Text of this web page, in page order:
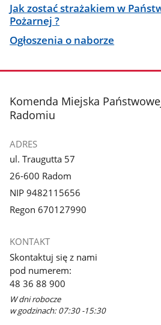
Jak zostać strażakiem w
Pożarnej ?
Ogłoszenia o naborze
stopka
Komenda Miejska
Radomiu
ADRES
ul. Traugutta 57
26-600 Radom
NIP 9482115656
Regon 670127990
KONTAKT
Skontaktuj się z nami
pod numerem:
48 36 88 900
W dni robocze
w godzinach: 07:30 -15:30